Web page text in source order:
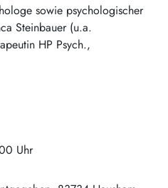
sowie psychologischer
Steinbauer (u.a.
HP Psych.,
Uhr